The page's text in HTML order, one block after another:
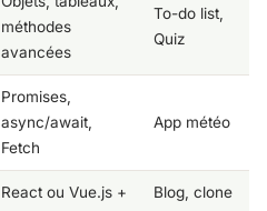
méthodes
avancées
To-do list,
Quiz
Promises,
async/await,
Fetch
App météo
React ou Vue.js +
Blog, clone